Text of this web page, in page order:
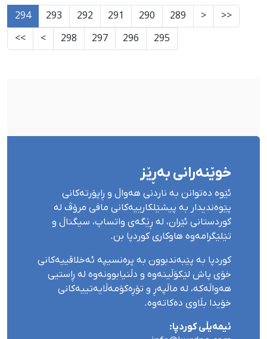
<<
<
289
290
291
292
293
294
295
296
297
298
>
>>
خوێنەرانی بەڕێز
ئێوە دەتوانن بە ناردنی هەواڵ و ڕاپۆرتەکانی
پێوەندیدار بە پیشێلکارییەکانی مافی مرۆڤ لە
کوردستانی ئێران، لە ڕێگەی واتساپ، سیگناڵ و
تێلێگرامەوە هاوکاری کوردپا بن.
کوردپا بە پێبەندبوون بە پرەنسیپە ئەخلاقییەکانی
خۆی پاش لێکۆڵینەوە و دڵنیابوونەوە لە ڕاستیی
هەواڵەکە، لە ماڵپەڕ و تۆڕەکۆمەڵایەتییەکانی
خۆیدا بڵاوی دەکاتەوە.
ئیمەیڵی کوردپا: